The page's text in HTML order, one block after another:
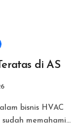
di AS
memahami...